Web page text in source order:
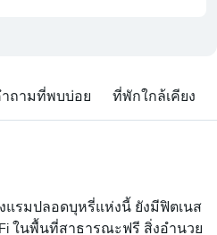
ถามที่พบบ่อย ที่พักใกล้เคียง
แรมปลอดบุหรี่แห่งนี้ ยังมีฟิตเนส
ในพื้นที่สาธารณะฟรี สิ่งอำนวย